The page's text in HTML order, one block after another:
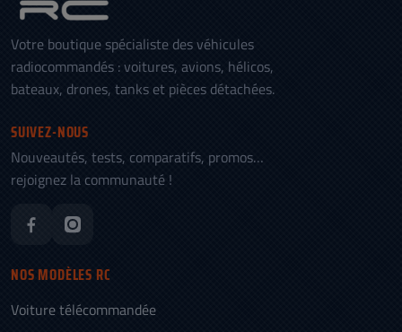
Votre boutique spécialiste des véhicules
radiocommandés : voitures, avions, hélicos,
bateaux, drones, tanks et pièces détachées.
SUIVEZ-NOUS
Nouveautés, tests, comparatifs, promos…
rejoignez la communauté !
NOS MODÈLES RC
Voiture télécommandée